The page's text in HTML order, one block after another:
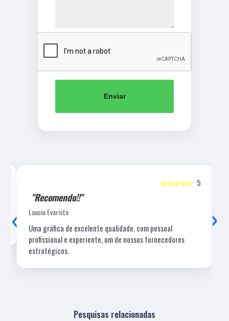
Enviar
5
☆☆☆☆☆
"Recomendo!!"
Laucio Evaristo
Uma gráfica de excelente qualidade, com pessoal
profissional e experiente, um de nossos fornecedores
estratégicos.
‹ ›
Pesquisas relacionadas